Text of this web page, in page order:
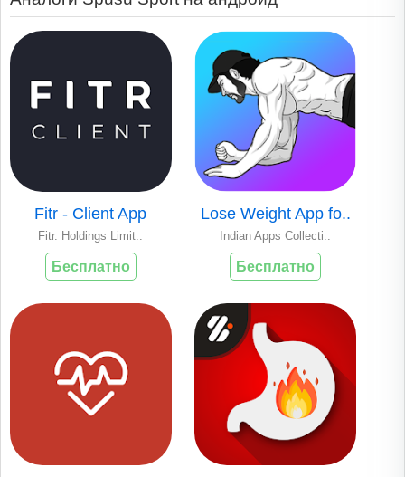
Fitr - Client App
Fitr. Holdings Limit..
Бесплатно
Lose Weight App fo..
Indian Apps Collecti..
Бесплатно